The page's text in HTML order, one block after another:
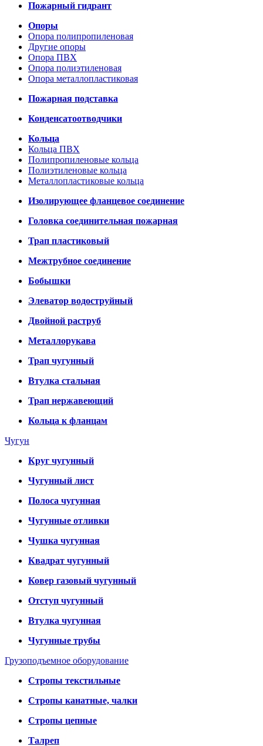
Пожарный гидрант
Опоры
Опора полипропиленовая
Другие опоры
Опора ПВХ
Опора полиэтиленовая
Опора металлопластиковая
Пожарная подставка
Конденсатоотводчики
Кольца
Кольца ПВХ
Полипропиленовые кольца
Полиэтиленовые кольца
Металлопластиковые кольца
Изолирующее фланцевое соединение
Головка соединительная пожарная
Трап пластиковый
Межтрубное соединение
Бобышки
Элеватор водоструйный
Двойной раструб
Металлорукава
Трап чугунный
Втулка стальная
Трап нержавеющий
Кольца к фланцам
Чугун
Круг чугунный
Чугунный лист
Полоса чугунная
Чугунные отливки
Чушка чугунная
Квадрат чугунный
Ковер газовый чугунный
Отступ чугунный
Втулка чугунная
Чугунные трубы
Грузоподъемное оборудование
Стропы текстильные
Стропы канатные, чалки
Стропы цепные
Талреп